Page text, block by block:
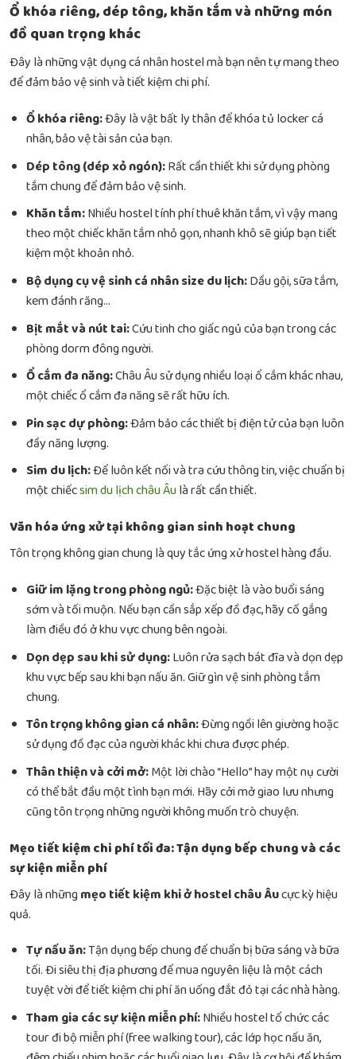
Ổ khóa riêng, dép tông, khăn tắm và những món
đồ quan trọng khác
Đây là những vật dụng cá nhân hostel mà bạn nên tự mang theo
để đảm bảo vệ sinh và tiết kiệm chi phí.
Ổ khóa riêng:Đây là vật bất ly thân để khóa tủ locker cá
nhân, bảo vệ tài sản của bạn.
Dép tông (dép xỏ ngón):Rất cần thiết khi sử dụng phòng
tắm chung để đảm bảo vệ sinh.
Khăn tắm:Nhiều hostel tính phí thuê khăn tắm, vì vậy mang
theo một chiếc khăn tắm nhỏ gọn, nhanh khô sẽ giúp bạn tiết
kiệm một khoản nhỏ.
Bộ dụng cụ vệ sinh cá nhân size du lịch:Dầu gội, sữa tắm,
kem đánh răng…
Bịt mắt và nút tai:Cứu tinh cho giấc ngủ của bạn trong các
phòng dorm đông người.
Ổ cắm đa năng:Châu Âu sử dụng nhiều loại ổ cắm khác nhau,
một chiếc ổ cắm đa năng sẽ rất hữu ích.
Pin sạc dự phòng:Đảm bảo các thiết bị điện tử của bạn luôn
đầy năng lượng.
Sim du lịch:Để luôn kết nối và tra cứu thông tin, việc chuẩn bị
một chiếcsim du lịch châu Âulà rất cần thiết.
Văn hóa ứng xử tại không gian sinh hoạt chung
Tôn trọng không gian chung là quy tắc ứng xử hostel hàng đầu.
Giữ im lặng trong phòng ngủ:Đặc biệt là vào buổi sáng
sớm và tối muộn. Nếu bạn cần sắp xếp đồ đạc, hãy cố gắng
làm điều đó ở khu vực chung bên ngoài.
Dọn dẹp sau khi sử dụng:Luôn rửa sạch bát đĩa và dọn dẹp
khu vực bếp sau khi bạn nấu ăn. Giữ gìn vệ sinh phòng tắm
chung.
Tôn trọng không gian cá nhân:Đừng ngồi lên giường hoặc
sử dụng đồ đạc của người khác khi chưa được phép.
Thân thiện và cởi mở:Một lời chào “Hello” hay một nụ cười
có thể bắt đầu một tình bạn mới. Hãy cởi mở giao lưu nhưng
cũng tôn trọng những người không muốn trò chuyện.
Mẹo tiết kiệm chi phí tối đa: Tận dụng bếp chung và các
sự kiện miễn phí
Đây là nhữngmẹo tiết kiệm khi ở hostel châu Âucực kỳ hiệu
quả.
Tự nấu ăn:Tận dụng bếp chung để chuẩn bị bữa sáng và bữa
tối. Đi siêu thị địa phương để mua nguyên liệu là một cách
tuyệt vời để tiết kiệm chi phí ăn uống đắt đỏ tại các nhà hàng.
Tham gia các sự kiện miễn phí:Nhiều hostel tổ chức các
tour đi bộ miễn phí (free walking tour), các lớp học nấu ăn,